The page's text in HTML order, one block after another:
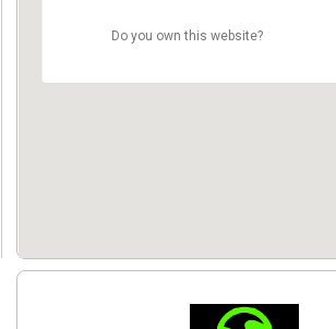
Do you own this website?